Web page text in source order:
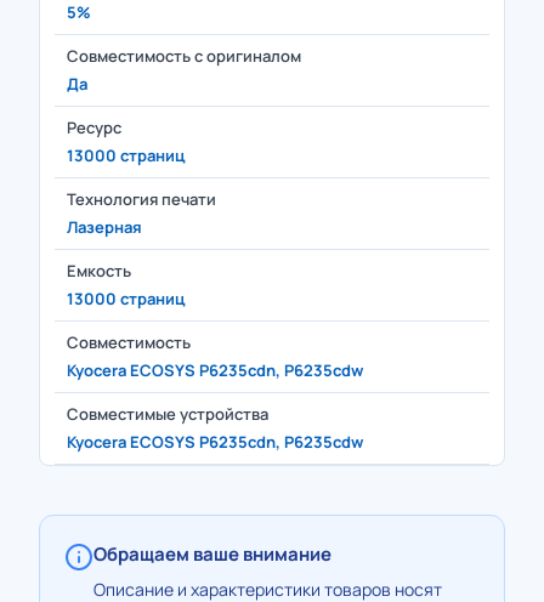
5%
Совместимость с оригиналом
Да
Ресурс
13000 страниц
Технология печати
Лазерная
Емкость
13000 страниц
Совместимость
Kyocera ECOSYS P6235cdn, P6235cdw
Совместимые устройства
Kyocera ECOSYS P6235cdn, P6235cdw
Обращаем ваше внимание
Описание и характеристики товаров носят